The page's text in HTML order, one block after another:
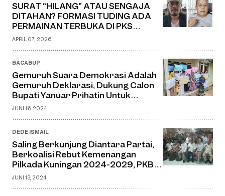
SURAT “HILANG” ATAU SENGAJA
DITAHAN? FORMASI TUDING ADA
PERMAINAN TERBUKA DI PKS
KUNINGAN
APRIL 07, 2026
BACABUP
Gemuruh Suara Demokrasi Adalah
Gemuruh Deklarasi, Dukung Calon
Bupati Yanuar Prihatin Untuk
Kuningan Maju!
JUNI 16, 2024
DEDE ISMAIL
Saling Berkunjung Diantara Partai,
Berkoalisi Rebut Kemenangan
Pilkada Kuningan 2024-2029, PKB
Merekomendasi Yanuar Prihatin
JUNI 13, 2024